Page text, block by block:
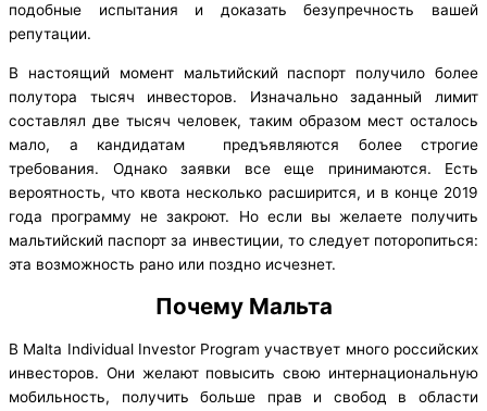
подобные испытания и доказать безупречность вашей
репутации.
В настоящий момент мальтийский паспорт получило более
полутора тысяч инвесторов. Изначально заданный лимит
составлял две тысяч человек, таким образом мест осталось
мало, а кандидатам предъявляются более строгие
требования. Однако заявки все еще принимаются. Есть
вероятность, что квота несколько расширится, и в конце 2019
года программу не закроют. Но если вы желаете получить
мальтийский паспорт за инвестиции, то следует поторопиться:
эта возможность рано или поздно исчезнет.
Почему Мальта
В Malta Individual Investor Program участвует много российских
инвесторов. Они желают повысить свою интернациональную
мобильность, получить больше прав и свобод в области